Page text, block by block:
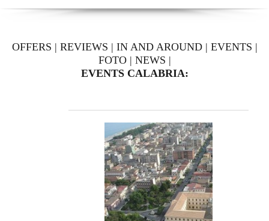
OFFERS | REVIEWS | IN AND AROUND| EVENTS |
FOTO| NEWS |
EVENTS CALABRIA: